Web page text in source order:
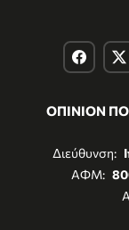
ΟΠΙΝΙΟΝ
Διεύθυνση:
ΑΦΜ: